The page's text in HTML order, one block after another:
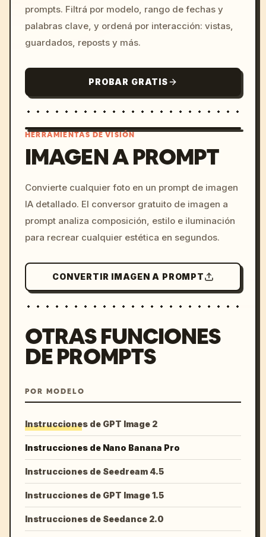
prompts. Filtrá por modelo, rango de fechas y
palabras clave, y ordená por interacción: vistas,
guardados, reposts y más.
PROBAR GRATIS
c, cyberpunk sunset, neon
colors, 8k --v 6.0
HERRAMIENTAS DE VISIÓN
IMAGEN A PROMPT
Convierte cualquier foto en un prompt de imagen
IA detallado. El conversor gratuito de imagen a
prompt analiza composición, estilo e iluminación
para recrear cualquier estética en segundos.
CONVERTIR IMAGEN A PROMPT
OTRAS FUNCIONES
DE PROMPTS
POR MODELO
Instrucciones de GPT Image 2
Instrucciones de Nano Banana Pro
Instrucciones de Seedream 4.5
Instrucciones de GPT Image 1.5
Instrucciones de Seedance 2.0